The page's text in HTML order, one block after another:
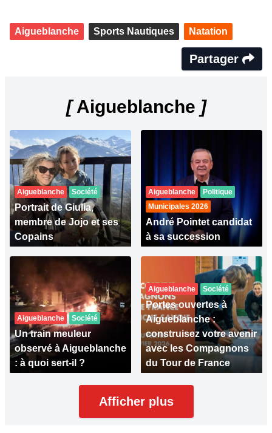
Aigueblanche Sports Nautiques Natation
Partager
[Aigueblanche ]
Aigueblanche Société
Portrait de Giulia,
membre de Jojo et ses
Copains
Aigueblanche
Politique
Municipales 2026
André Pointet candidat
à sa succession
Aigueblanche Société
Un train meuleur
observé à Aigueblanche
: à quoi sert-il ?
Aigueblanche Société
Portes ouvertes à
Aigueblanche :
construisez votre avenir
avec les Compagnons
du Tour de France
Afficher plus